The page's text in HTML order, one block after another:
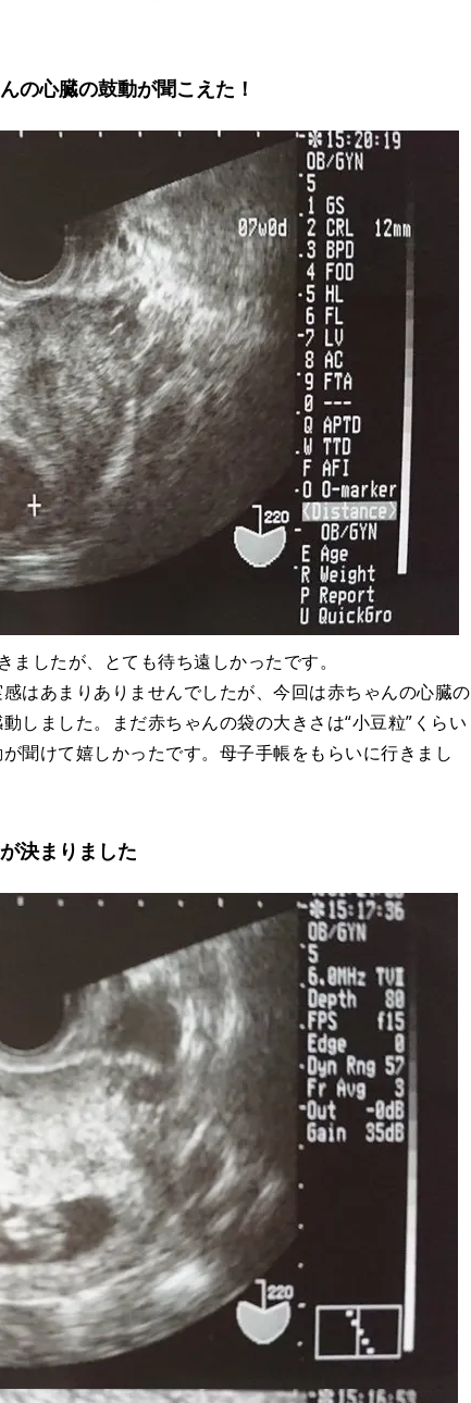
心臓の鼓動が聞こえた！
したが、とても待ち遠しかったです。
はあまりありませんでしたが、今回は赤ちゃんの心臓の
しました。まだ赤ちゃんの袋の大きさは“小豆粒”くらい
聞けて嬉しかったです。母子手帳をもらいに行きまし
決まりました